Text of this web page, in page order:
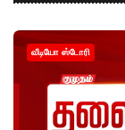
வீடியோ ஸ்டோரி